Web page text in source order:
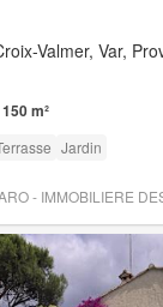
Valmer, Var,
150 m²
Jardin